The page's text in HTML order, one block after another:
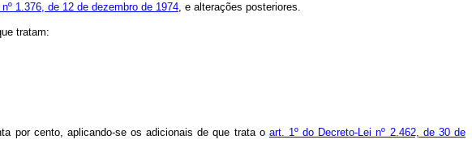
1.376, de 12 de dezembro de 1974, e alterações posteriores.
tratam:
por cento, aplicando-se os adicionais de que trata o art. 1º do Decreto-Lei nº 2.462, de 30 de